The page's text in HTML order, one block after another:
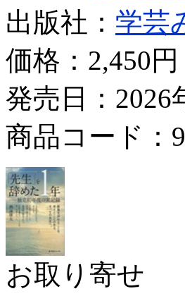
出版社： 学芸
価格： 2,450円
発売日：2026
商品コード：
お取り寄せ